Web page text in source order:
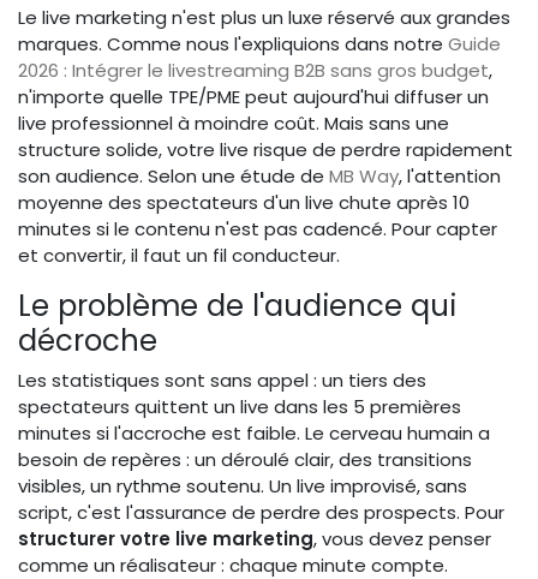
Le live marketing n'est plus un luxe réservé aux grandes
marques. Comme nous l'expliquions dans notre Guide
2026 : Intégrer le livestreaming B2B sans gros budget,
n'importe quelle TPE/PME peut aujourd'hui diffuser un
live professionnel à moindre coût. Mais sans une
structure solide, votre live risque de perdre rapidement
son audience. Selon une étude de MB Way, l'attention
moyenne des spectateurs d'un live chute après 10
minutes si le contenu n'est pas cadencé. Pour capter
et convertir, il faut un fil conducteur.
Le problème de l'audience qui
décroche
Les statistiques sont sans appel : un tiers des
spectateurs quittent un live dans les 5 premières
minutes si l'accroche est faible. Le cerveau humain a
besoin de repères : un déroulé clair, des transitions
visibles, un rythme soutenu. Un live improvisé, sans
script, c'est l'assurance de perdre des prospects. Pour
structurer votre live marketing, vous devez penser
comme un réalisateur : chaque minute compte.